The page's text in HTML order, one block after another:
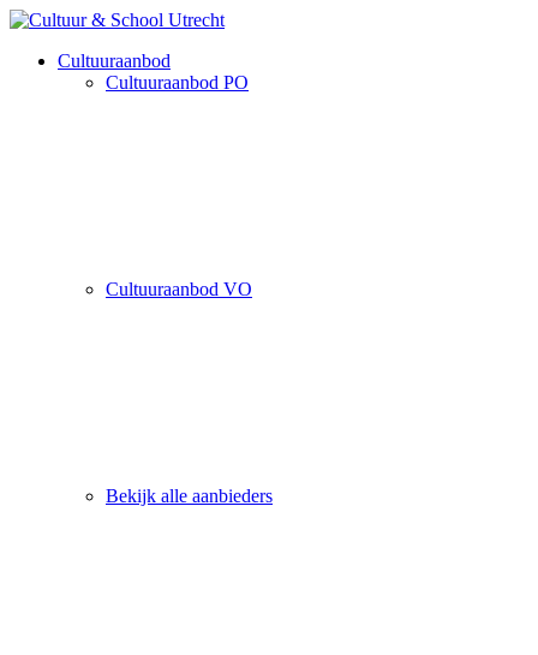
Cultuuraanbod
Cultuuraanbod PO
Cultuuraanbod VO
Bekijk alle aanbieders